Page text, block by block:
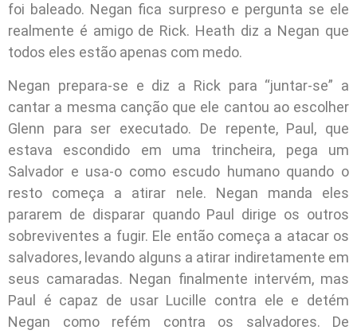
foi baleado. Negan fica surpreso e pergunta se ele
realmente é amigo de Rick. Heath diz a Negan que
todos eles estão apenas com medo.
Negan prepara-se e diz a Rick para “juntar-se” a
cantar a mesma canção que ele cantou ao escolher
Glenn para ser executado. De repente, Paul, que
estava escondido em uma trincheira, pega um
Salvador e usa-o como escudo humano quando o
resto começa a atirar nele. Negan manda eles
pararem de disparar quando Paul dirige os outros
sobreviventes a fugir. Ele então começa a atacar os
salvadores, levando alguns a atirar indiretamente em
seus camaradas. Negan finalmente intervém, mas
Paul é capaz de usar Lucille contra ele e detém
Negan como refém contra os salvadores. De